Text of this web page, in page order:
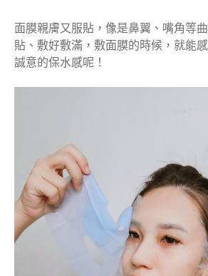
面膜親膚又服貼，像是鼻翼、嘴角等
貼、敷好敷滿，敷面膜的時候，就能
誠意的保水感呢！